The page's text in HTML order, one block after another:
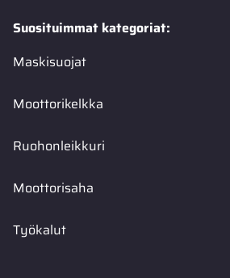
Suosituimmat kategoriat:
Maskisuojat
Moottorikelkka
Ruohonleikkuri
Moottorisaha
Työkalut